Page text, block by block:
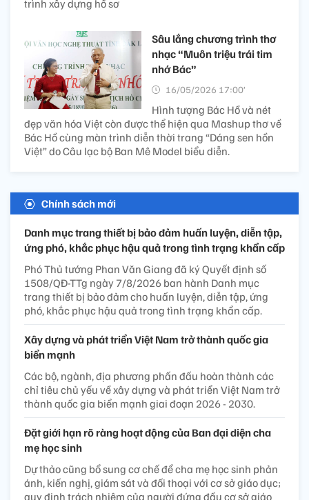
trình xây dựng hồ sơ
Sâu lắng chương trình thơ
nhạc “Muôn triệu trái tim
nhớ Bác”
16/05/2026 17:00’
Hình tượng Bác Hồ và nét
đẹp văn hóa Việt còn được thể hiện qua Mashup thơ về
Bác Hồ cùng màn trình diễn thời trang “Dáng sen hồn
Việt” do Câu lạc bộ Ban Mê Model biểu diễn.
Chính sách mới
Danh mục trang thiết bị bảo đảm huấn luyện, diễn tập,
ứng phó, khắc phục hậu quả trong tình trạng khẩn cấp
Phó Thủ tướng Phan Văn Giang đã ký Quyết định số
1508/QĐ-TTg ngày 7/8/2026 ban hành Danh mục
trang thiết bị bảo đảm cho huấn luyện, diễn tập, ứng
phó, khắc phục hậu quả trong tình trạng khẩn cấp.
Xây dựng và phát triển Việt Nam trở thành quốc gia
biển mạnh
Các bộ, ngành, địa phương phấn đấu hoàn thành các
chỉ tiêu chủ yếu về xây dựng và phát triển Việt Nam trở
thành quốc gia biển mạnh giai đoạn 2026 - 2030.
Đặt giới hạn rõ ràng hoạt động của Ban đại diện cha
mẹ học sinh
Dự thảo cũng bổ sung cơ chế để cha mẹ học sinh phản
ánh, kiến nghị, giám sát và đối thoại với cơ sở giáo dục;
quy định trách nhiệm của người đứng đầu cơ sở giáo